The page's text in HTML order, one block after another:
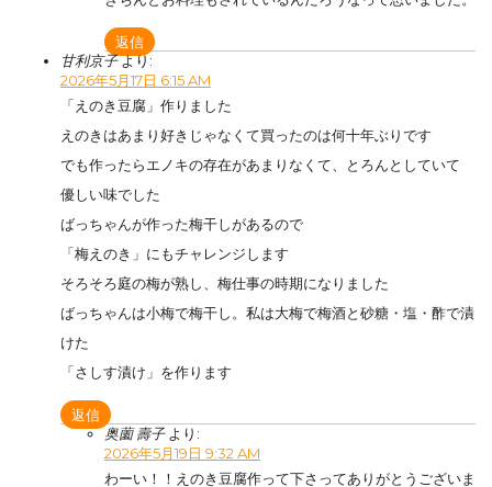
返信
甘利京子より:
2026年5月17日 6:15 AM
「えのき豆腐」作りました
えのきはあまり好きじゃなくて買ったのは何十年ぶりです
でも作ったらエノキの存在があまりなくて、とろんとしていて
優しい味でした
ばっちゃんが作った梅干しがあるので
「梅えのき」にもチャレンジします
そろそろ庭の梅が熟し、梅仕事の時期になりました
ばっちゃんは小梅で梅干し。私は大梅で梅酒と砂糖・塩・酢で漬
けた
「さしす漬け」を作ります
返信
奥薗 壽子 より:
2026年5月19日 9:32 AM
わーい！！えのき豆腐作って下さってありがとうございま